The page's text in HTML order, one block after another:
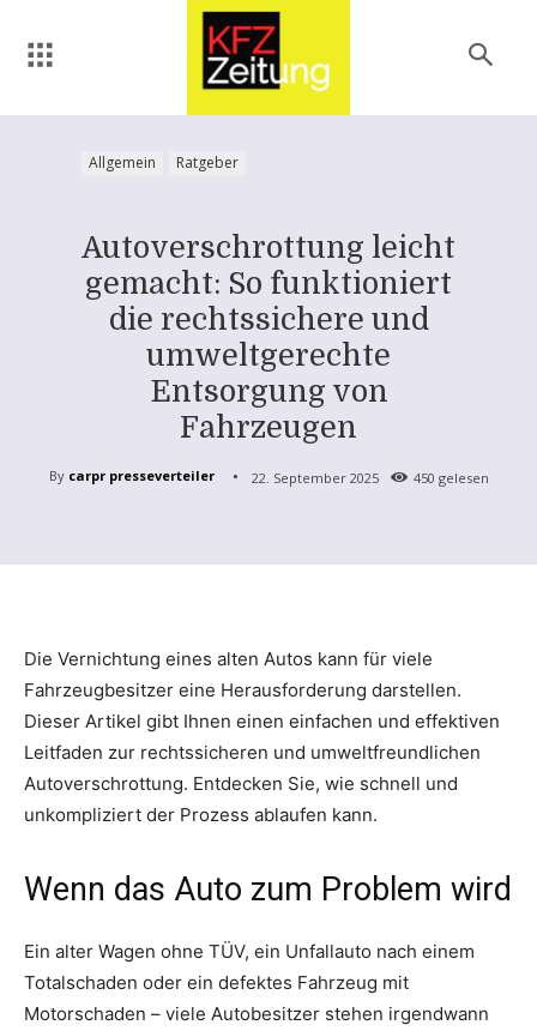
Allgemein Ratgeber
Autoverschrottung leicht
gemacht: So funktioniert
die rechtssichere und
umweltgerechte
Entsorgung von
Fahrzeugen
By carpr presseverteiler 22. September 2025 450 gelesen
Die Vernichtung eines alten Autos kann für viele
Fahrzeugbesitzer eine Herausforderung darstellen.
Dieser Artikel gibt Ihnen einen einfachen und effektiven
Leitfaden zur rechtssicheren und umweltfreundlichen
Autoverschrottung. Entdecken Sie, wie schnell und
unkompliziert der Prozess ablaufen kann.
Wenn das Auto zum Problem wird
Ein alter Wagen ohne TÜV, ein Unfallauto nach einem
Totalschaden oder ein defektes Fahrzeug mit
Motorschaden – viele Autobesitzer stehen irgendwann